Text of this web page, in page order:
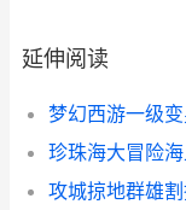
延伸阅读